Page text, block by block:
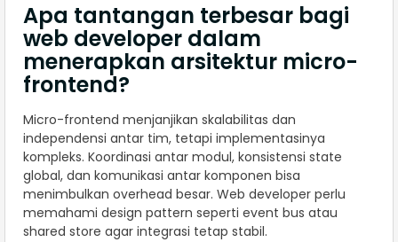
Apa tantangan terbesar bagi
web developer dalam
menerapkan arsitektur micro-
frontend?
Micro-frontend menjanjikan skalabilitas dan
independensi antar tim, tetapi implementasinya
kompleks. Koordinasi antar modul, konsistensi state
global, dan komunikasi antar komponen bisa
menimbulkan overhead besar. Web developer perlu
memahami design pattern seperti event bus atau
shared store agar integrasi tetap stabil.